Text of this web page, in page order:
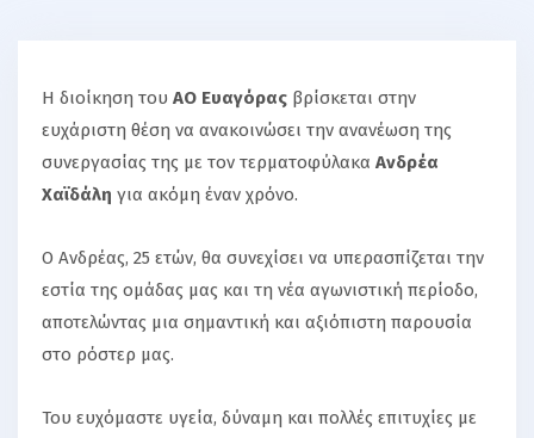
Η διοίκηση του ΑΟ Ευαγόρας βρίσκεται στην
ευχάριστη θέση να ανακοινώσει την ανανέωση της
συνεργασίας της με τον τερματοφύλακα Ανδρέα
Χαϊδάλη για ακόμη έναν χρόνο.
Ο Ανδρέας, 25 ετών, θα συνεχίσει να υπερασπίζεται την
εστία της ομάδας μας και τη νέα αγωνιστική περίοδο,
αποτελώντας μια σημαντική και αξιόπιστη παρουσία
στο ρόστερ μας.
Του ευχόμαστε υγεία, δύναμη και πολλές επιτυχίες με